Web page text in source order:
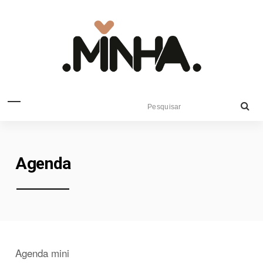
Agenda
Agenda mini